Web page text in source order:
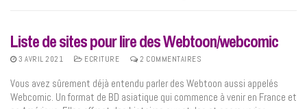
Liste de sites pour lire des Webtoon/webcomic
3 AVRIL 2021 ECRITURE 2 COMMENTAIRES
Vous avez sûrement déjà entendu parler des Webtoon aussi appelés
Webcomic. Un format de BD asiatique qui commence à venir en France et